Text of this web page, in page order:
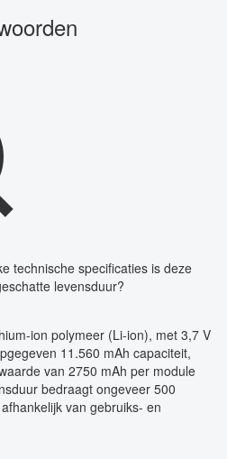
technische specificaties is deze
levensduur?
ion polymeer (Li-ion), met 3,7 V
11.560 mAh capaciteit,
van 2750 mAh per module
bedraagt ongeveer 500
van gebruiks- en